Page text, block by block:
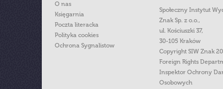
O nas
Księgarnia
Poczta literacka
Polityka cookies
Ochrona Sygnalistow
Społeczny Instytut
Znak Sp. z o.o.,
ul. Kościuszki 37,
30-105 Kraków
Copyright SIW Znak
Foreign Rights
Inspektor Ochrony
Osobowych